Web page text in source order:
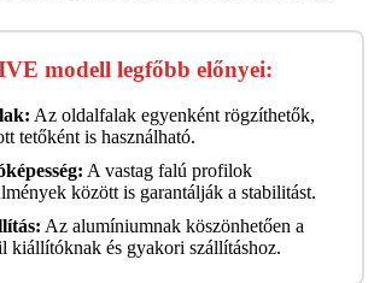
modell legfőbb előnyei:
Az oldalfalak egyenként rögzíthetők,
tetőként is használható.
A vastag falú profilok
között is garantálják a stabilitást.
Az alumíniumnak köszönhetően a
kiállítóknak és gyakori szállításhoz.